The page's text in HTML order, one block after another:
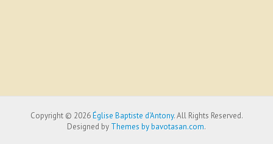
Copyright © 2026Église Baptiste d'Antony. All Rights Reserved.
Designed by Themes by bavotasan.com.